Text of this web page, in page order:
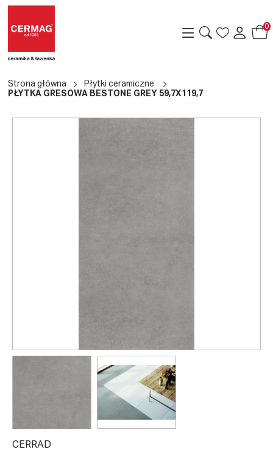
0
Strona główna
Płytki ceramiczne
PŁYTKA GRESOWA BESTONE GREY 59,7X119,7
CERRAD